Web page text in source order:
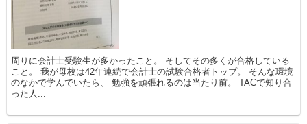
周りに会計士受験生が多かったこと。 そしてその多くが合格している
こと。 我が母校は42年連続で会計士の試験合格者トップ。 そんな環境
のなかで学んでいたら、 勉強を頑張れるのは当たり前。 TACで知り合
った人...